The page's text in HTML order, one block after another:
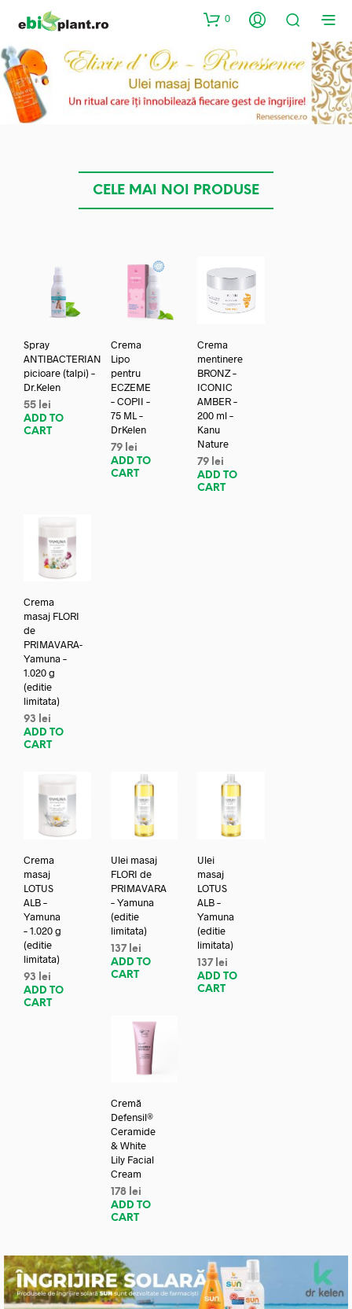
0
CELE MAI NOI PRODUSE
Spray
ANTIBACTERIAN
picioare (talpi) –
Dr.Kelen
55 lei
ADD TO
CART
Crema
Lipo
pentru
ECZEME
– COPII –
75 ML –
DrKelen
79 lei
ADD TO
CART
Crema
mentinere
BRONZ –
ICONIC
AMBER –
200 ml –
Kanu
Nature
79 lei
ADD TO
CART
Crema
masaj FLORI
de
PRIMAVARA-
Yamuna –
1.020 g
(editie
limitata)
93
lei
ADD TO
CART
Crema
masaj
LOTUS
ALB –
Yamuna
– 1.020 g
(editie
limitata)
93
lei
ADD TO
CART
Ulei masaj
FLORI de
PRIMAVARA
– Yamuna
(editie
limitata)
137 lei
ADD TO
CART
Ulei
masaj
LOTUS
ALB –
Yamuna
(editie
limitata)
137 lei
ADD TO
CART
Cremă
Defensil®
Ceramide
& White
Lily Facial
Cream
178 lei
ADD TO
CART